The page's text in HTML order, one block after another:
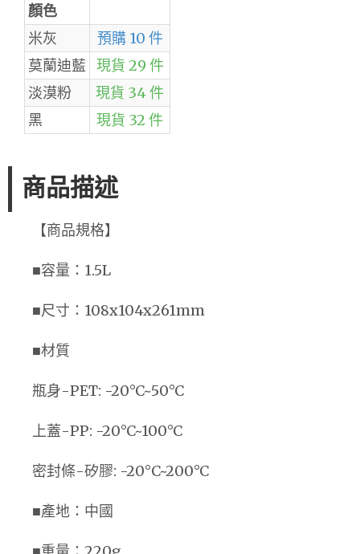
顏色
米灰
預購 10 件
莫蘭迪藍
現貨 29 件
淡漠粉
現貨 34 件
黑
現貨 32 件
商品描述
【商品規格】
■容量：1.5L
■尺寸：108x104x261mm
■材質
瓶身-PET: -20°C~50°C
上蓋-PP: -20°C~100°C
密封條-矽膠: -20°C~200°C
■產地：中國